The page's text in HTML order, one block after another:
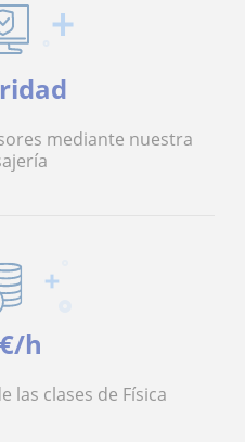
mediante nuestra
h
las clases de Física